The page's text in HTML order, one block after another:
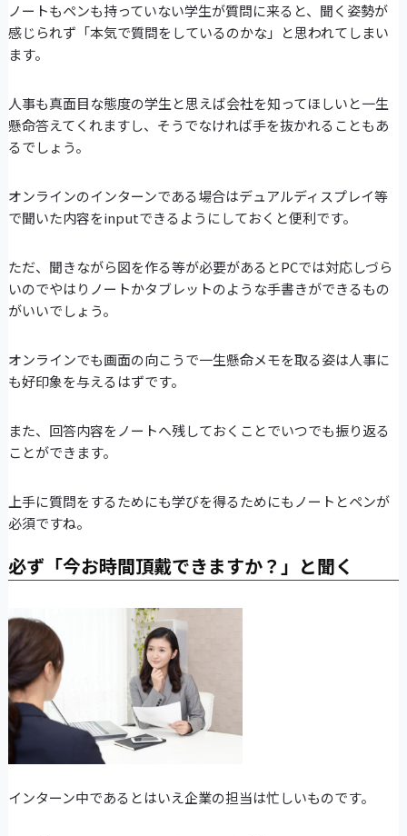
ノートもペンも持っていない学生が質問に来ると、聞く姿勢が
感じられず「本気で質問をしているのかな」と思われてしまい
ます。
人事も真面目な態度の学生と思えば会社を知ってほしいと一生
懸命答えてくれますし、そうでなければ手を抜かれることもあ
るでしょう。
オンラインのインターンである場合はデュアルディスプレイ等
で聞いた内容をinputできるようにしておくと便利です。
ただ、聞きながら図を作る等が必要があるとPCでは対応しづら
いのでやはりノートかタブレットのような手書きができるもの
がいいでしょう。
オンラインでも画面の向こうで一生懸命メモを取る姿は人事に
も好印象を与えるはずです。
また、回答内容をノートへ残しておくことでいつでも振り返る
ことができます。
上手に質問をするためにも学びを得るためにもノートとペンが
必須ですね。
必ず「今お時間頂戴できますか？」と聞く
インターン中であるとはいえ企業の担当は忙しいものです。